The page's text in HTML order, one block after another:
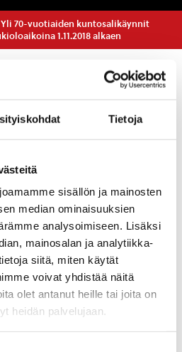
Tietoja
sisällön ja mainosten
median ominaisuuksien
analysoimiseen. Lisäksi
mainosalan ja analytiikka-
siitä, miten käytät
voivat yhdistää näitä
olet antanut heille tai joita on
heidän palvelujaan.
Yli 70-vuotiaiden kuntosalikäynnit
1.11.2018 alkaen
kuntosalia maksutta.
ja ylläpitää
työn rooli liikunta- ja
merkittävä.
15.10.2018 kokouksessa
1.11.2018 alkaen Matti
saavat maksutta käyttää tänä
tai sitä vanhemmat
Uimahallin